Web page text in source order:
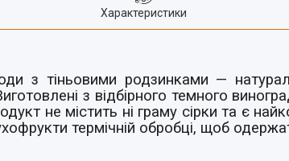
Характеристики
з тіньовими родзинками —
з відбірного темного
не містить ні граму сірки та є
термічній обробці, щоб